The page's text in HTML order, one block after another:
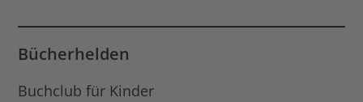
Bücherhelden
Buchclub für Kinder